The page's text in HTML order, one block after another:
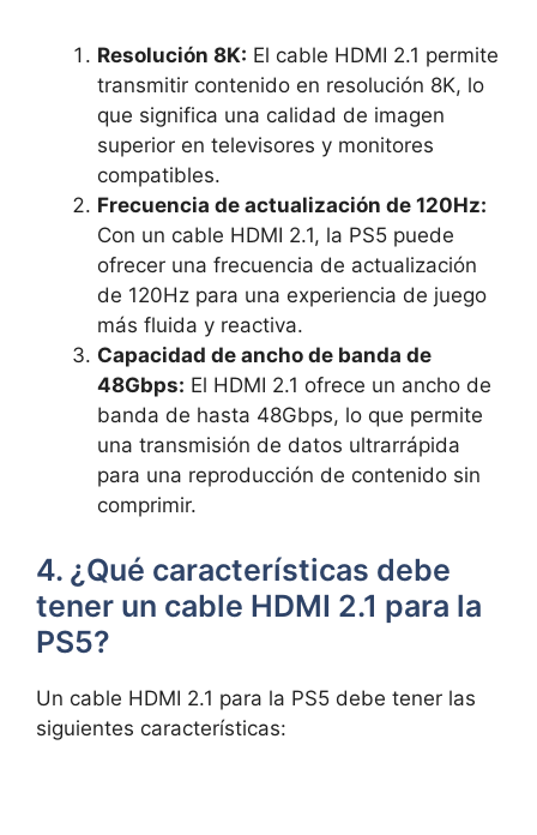
Resolución 8K: El cable HDMI 2.1 permite
transmitir contenido en resolución 8K, lo
que significa una calidad de imagen
superior en televisores y monitores
compatibles.
Frecuencia de actualización de 120Hz:
Con un cable HDMI 2.1, la PS5 puede
ofrecer una frecuencia de actualización
de 120Hz para una experiencia de juego
más fluida y reactiva.
Capacidad de ancho de banda de
48Gbps: El HDMI 2.1 ofrece un ancho de
banda de hasta 48Gbps, lo que permite
una transmisión de datos ultrarrápida
para una reproducción de contenido sin
comprimir.
4. ¿Qué características debe
tener un cable HDMI 2.1 para la
PS5?
Un cable HDMI 2.1 para la PS5 debe tener las
siguientes características: